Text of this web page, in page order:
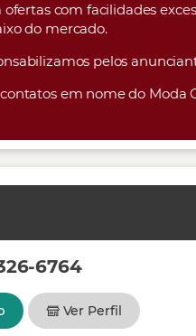
com facilidades
do mercado.
pelos
em nome do Moda
6764
Ver Perfil